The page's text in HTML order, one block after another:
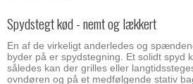
Spydstegt kød - nemt og lækkert
En af de virkeligt anderledes og
byder på er spydstegning. Et solidt spyd
således kan der grilles eller
ovndøren og på et medfølgende stativ